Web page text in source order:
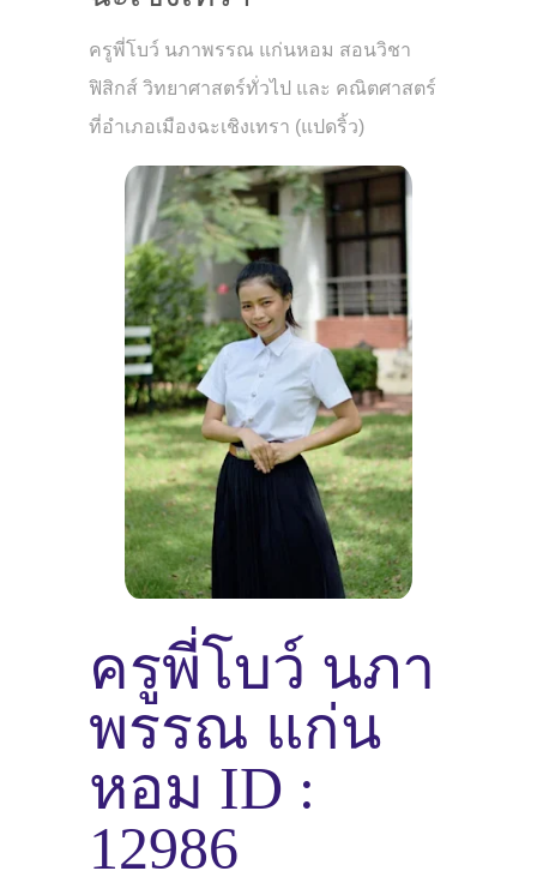
ครูพี่โบว์ นภาพรรณ แก่นหอม สอนวิชา
ฟิสิกส์ วิทยาศาสตร์ทั่วไป และ คณิตศาสตร์
ที่อำเภอเมืองฉะเชิงเทรา (แปดริ้ว)
ครูพี่โบว์ นภา
พรรณ แก่น
หอม ID :
12986